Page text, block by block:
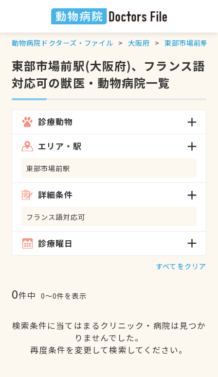
動物病院ドクターズ・ファイル 大阪府 東部市場前駅
東部市場前駅(大阪府)、フランス語
対応可の獣医・動物病院一覧
診療動物
エリア・駅
東部市場前駅
詳細条件
フランス語対応可
診療曜日
すべてをクリア
0件中 0〜0件を表示
検索条件に当てはまるクリニック・病院は見つか
りませんでした。
再度条件を変更して検索してください。